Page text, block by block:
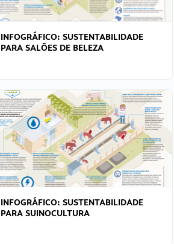
INFOGRÁFICO: SUSTENTABILIDADE
PARA SALÕES DE BELEZA
INFOGRÁFICO: SUSTENTABILIDADE
PARA SUINOCULTURA